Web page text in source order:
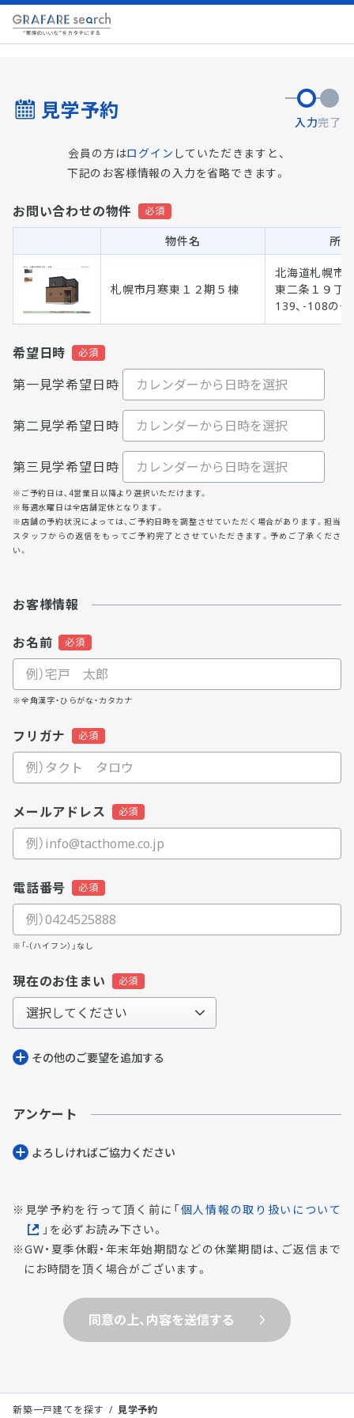
見学予約 入力完了
会員の方はログイン していただきますと、
下記のお客様情報の入力を省略できます。
お問い合わせの物件
物件名 所
札幌市月寒東１２期５棟
北海道札幌市
東二条１９丁
139、-108の一
希望日時
第一見学希望日時
第二見学希望日時
第三見学希望日時
※ご予約日は、4営業日以降より選択いただけます。
※毎週水曜日は全店舗定休となります。
※店舗の予約状況によっては、ご予約日時を調整させていただく場合があります。担当
スタッフからの返信をもってご予約完了とさせていただきます。予めご了承くださ
い。
お客様情報
お名前
※全角漢字・ひらがな・カタカナ
フリガナ
メールアドレス
電話番号
※「-（ハイフン）」なし
現在のお住まい
その他のご要望を追加する
アンケート
よろしければご協⼒ください
見学予約を行って頂く前に「個人情報の取り扱いについて
」を必ずお読み下さい。
GW・夏季休暇・年末年始期間などの休業期間は、ご返信まで
にお時間を頂く場合がございます。
同意の上、内容を送信する
新築一戸建てを探す 見学予約